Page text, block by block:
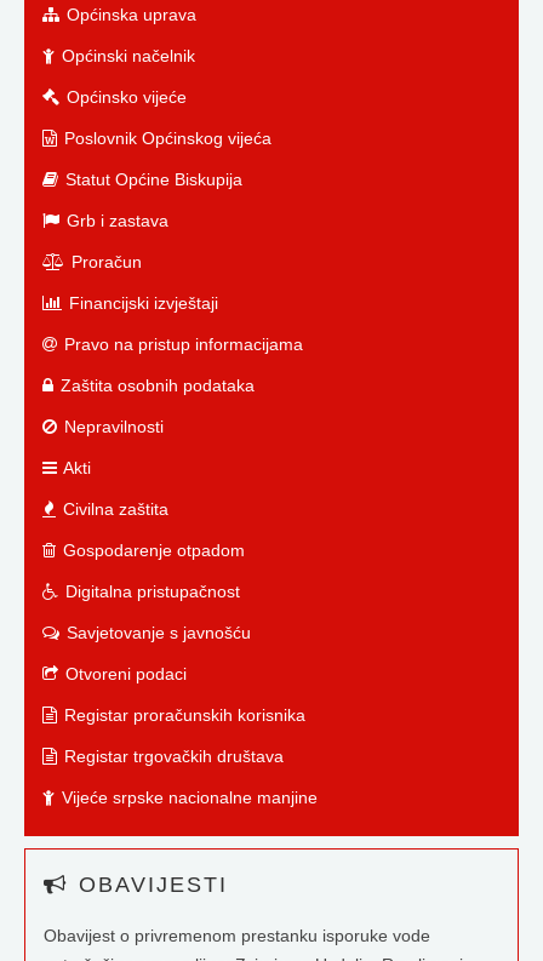
Općinska uprava
Općinski načelnik
Općinsko vijeće
Poslovnik Općinskog vijeća
Statut Općine Biskupija
Grb i zastava
Proračun
Financijski izvještaji
Pravo na pristup informacijama
Zaštita osobnih podataka
Nepravilnosti
Akti
Civilna zaštita
Gospodarenje otpadom
Digitalna pristupačnost
Savjetovanje s javnošću
Otvoreni podaci
Registar proračunskih korisnika
Registar trgovačkih društava
Vijeće srpske nacionalne manjine
OBAVIJESTI
Obavijest o privremenom prestanku isporuke vode